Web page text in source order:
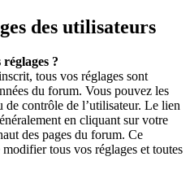
des utilisateurs
?
tous vos réglages sont
du forum. Vous pouvez les
de contrôle de l’utilisateur. Le lien
en cliquant sur votre
des pages du forum. Ce
tous vos réglages et toutes